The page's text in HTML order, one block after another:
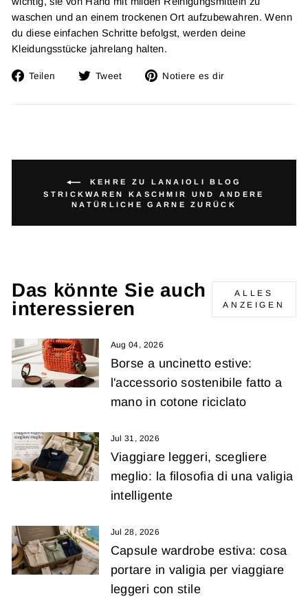
waschen und an einem trockenen Ort aufzubewahren. Wenn
du diese einfachen Schritte befolgst, werden deine
Kleidungsstücke jahrelang halten.
Teilen
Auf
teilen
Tweet
Twitta
Twitter
Notiere es dir
Pin
KEHRE ZU LANAIOLI BLOG
STRICKWAREN KASCHMIR UND ANDERE
NATÜRLICHE GARNE ZURÜCK
Das könnte Sie auch
interessieren
ALLES
ANZEIGEN
Aug 04, 2026
Borse a uncinetto estive:
l'accessorio sostenibile fatto a
mano in cotone riciclato
Jul 31, 2026
Viaggiare leggeri, scegliere
meglio: la filosofia di una valigia
intelligente
Jul 28, 2026
Capsule wardrobe estiva: cosa
portare in valigia per viaggiare
leggeri con stile